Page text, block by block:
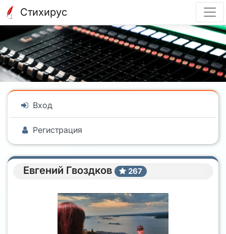
Стихирус
Вход
Регистрация
Евгений Гвоздков 267